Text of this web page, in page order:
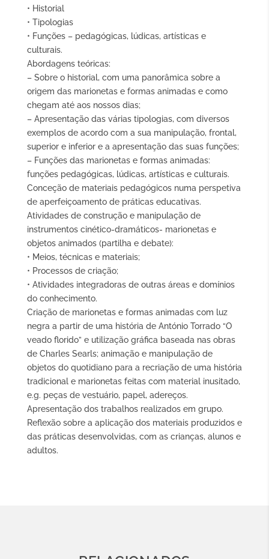
• Historial
• Tipologias
• Funções – pedagógicas, lúdicas, artísticas e
culturais.
Abordagens teóricas:
– Sobre o historial, com uma panorâmica sobre a
origem das marionetas e formas animadas e como
chegam até aos nossos dias;
– Apresentação das várias tipologias, com diversos
exemplos de acordo com a sua manipulação, frontal,
superior e inferior e a apresentação das suas funções;
– Funções das marionetas e formas animadas:
funções pedagógicas, lúdicas, artísticas e culturais.
Conceção de materiais pedagógicos numa perspetiva
de aperfeiçoamento de práticas educativas.
Atividades de construção e manipulação de
instrumentos cinético-dramáticos- marionetas e
objetos animados (partilha e debate):
• Meios, técnicas e materiais;
• Processos de criação;
• Atividades integradoras de outras áreas e domínios
do conhecimento.
Criação de marionetas e formas animadas com luz
negra a partir de uma história de António Torrado “O
veado florido” e utilização gráfica baseada nas obras
de Charles Searls; animação e manipulação de
objetos do quotidiano para a recriação de uma história
tradicional e marionetas feitas com material inusitado,
e.g. peças de vestuário, papel, adereços.
Apresentação dos trabalhos realizados em grupo.
Reflexão sobre a aplicação dos materiais produzidos e
das práticas desenvolvidas, com as crianças, alunos e
adultos.